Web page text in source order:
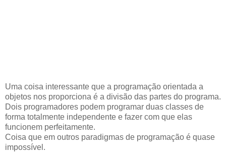
Uma coisa interessante que a programação orientada a
objetos nos proporciona é a divisão das partes do programa.
Dois programadores podem programar duas classes de
forma totalmente independente e fazer com que elas
funcionem perfeitamente.
Coisa que em outros paradigmas de programação é quase
impossível.